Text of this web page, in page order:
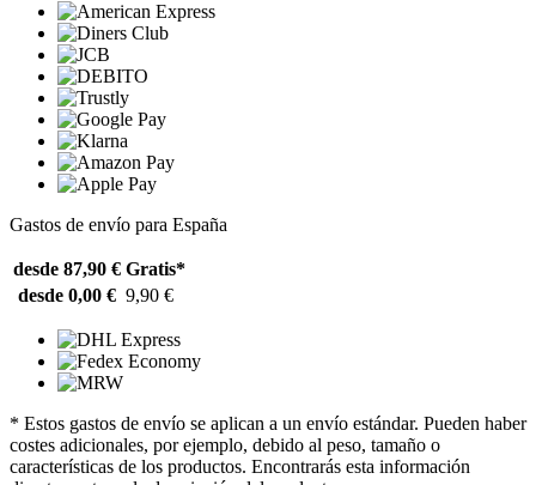
Gastos de envío para España
desde 87,90 € Gratis*
desde 0,00 € 9,90 €
* Estos gastos de envío se aplican a un envío estándar. Pueden haber
costes adicionales, por ejemplo, debido al peso, tamaño o
características de los productos. Encontrarás esta información